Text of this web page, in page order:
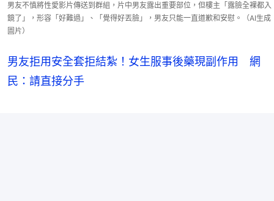
男友不慎將性愛影片傳送到群組，片中男友露出重要部位，但樓主「露臉全裸都入
鏡了」，形容「好難過」、「覺得好丟臉」，男友只能一直道歉和安慰。（AI生成
圖片）
男友拒用安全套拒結紮！女生服事後藥現副作用 網
民：請直接分手